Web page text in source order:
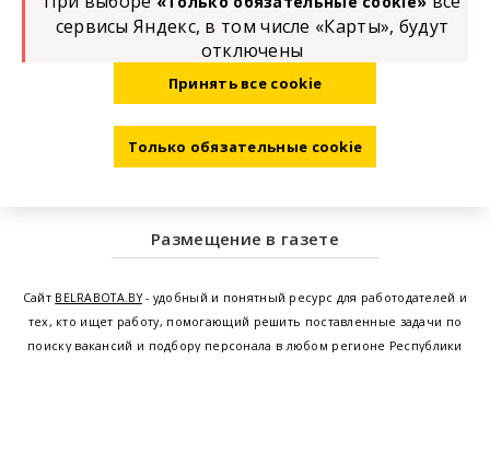
Размещение в газете
Сайт BELRABOTA.BY- удобный и понятный ресурс для работодателей и
тех, кто ищет работу, помогающий решить поставленные задачи по
поиску вакансий и подбору персонала в любом регионе Республики
сервисы Яндекс, в том числе «Карты», будут
отключены
Принять все cookie
Только обязательные cookie